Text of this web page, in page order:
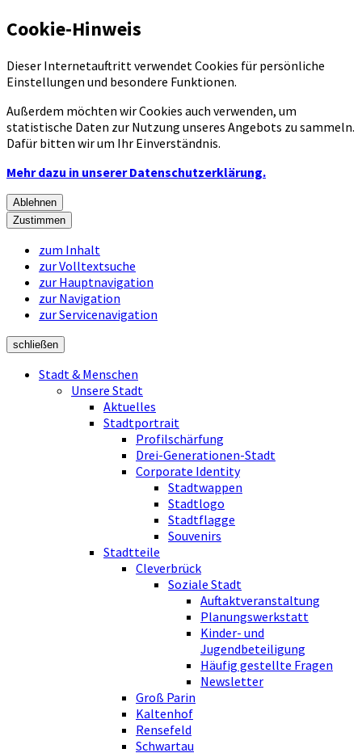
Cookie-Hinweis
Dieser Internetauftritt verwendet Cookies für persönliche
Einstellungen und besondere Funktionen.
Außerdem möchten wir Cookies auch verwenden, um
statistische Daten zur Nutzung unseres Angebots zu sammeln.
Dafür bitten wir um Ihr Einverständnis.
Mehr dazu in unserer Datenschutzerklärung.
Ablehnen
Zustimmen
zum Inhalt
zur Volltextsuche
zur Hauptnavigation
zur Navigation
zur Servicenavigation
schließen
Stadt & Menschen
Unsere Stadt
Aktuelles
Stadtportrait
Profilschärfung
Drei-Generationen-Stadt
Corporate Identity
Stadtwappen
Stadtlogo
Stadtflagge
Souvenirs
Stadtteile
Cleverbrück
Soziale Stadt
Auftaktveranstaltung
Planungswerkstatt
Kinder- und
Jugendbeteiligung
Häufig gestellte Fragen
Newsletter
Groß Parin
Kaltenhof
Rensefeld
Schwartau